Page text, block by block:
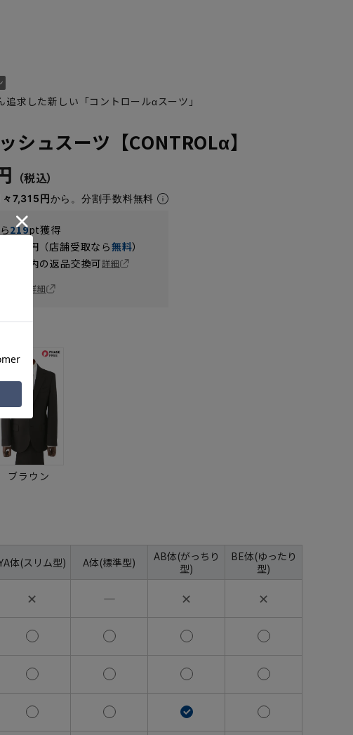
追求した新しい「コントロールαスーツ」
シュスーツ【CONTROLα】
々7,315円から。分割手数料無料
219pt獲得
円（店舗受取なら無料）
日以内の返品交換可詳細
詳細
ブラウン
体(スリム型) A体(標準型)
AB体(がっちり
型)
BE体(ゆったり
型)
✕ ― ✕ ✕